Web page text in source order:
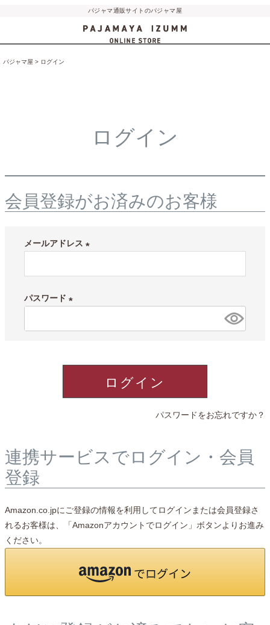
パジャマ通販サイトのパジャマ屋
パジャマ屋 ログイン
ログイン
会員登録がお済みのお客様
メールアドレス
必
)
パスワード
必
)
ログイン
パスワードをお忘れですか？
連携サービスでログイン・会員
登録
Amazon.co.jpにご登録の情報を利用してログインまたは会員登録さ
れるお客様は、「Amazonアカウントでログイン」ボタンよりお進み
ください。